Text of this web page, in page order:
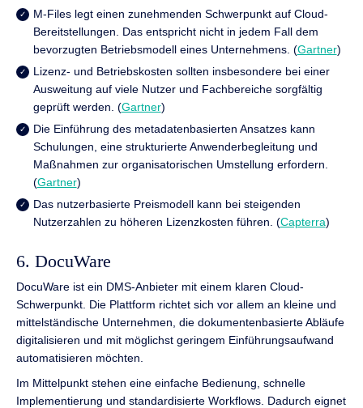
M-Files legt einen zunehmenden Schwerpunkt auf Cloud-
Bereitstellungen. Das entspricht nicht in jedem Fall dem
bevorzugten Betriebsmodell eines Unternehmens. (Gartner)
Lizenz- und Betriebskosten sollten insbesondere bei einer
Ausweitung auf viele Nutzer und Fachbereiche sorgfältig
geprüft werden. (Gartner)
Die Einführung des metadatenbasierten Ansatzes kann
Schulungen, eine strukturierte Anwenderbegleitung und
Maßnahmen zur organisatorischen Umstellung erfordern.
(Gartner)
Das nutzerbasierte Preismodell kann bei steigenden
Nutzerzahlen zu höheren Lizenzkosten führen. (Capterra)
6. DocuWare
DocuWare ist ein DMS-Anbieter mit einem klaren Cloud-
Schwerpunkt. Die Plattform richtet sich vor allem an kleine und
mittelständische Unternehmen, die dokumentenbasierte Abläufe
digitalisieren und mit möglichst geringem Einführungsaufwand
automatisieren möchten.
Im Mittelpunkt stehen eine einfache Bedienung, schnelle
Implementierung und standardisierte Workflows. Dadurch eignet